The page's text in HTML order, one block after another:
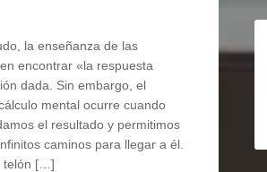
la enseñanza de las
encontrar «la respuesta
dada. Sin embargo, el
mental ocurre cuando
el resultado y permitimos
caminos para llegar a él.
telón […]